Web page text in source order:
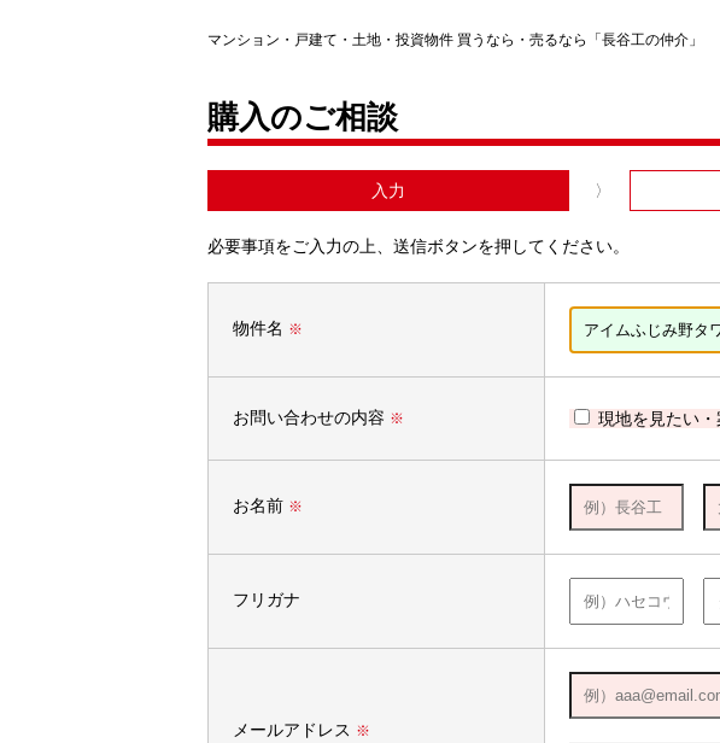
マンション・戸建て・土地・投資物件 買うなら・売るなら「長谷工の仲介」
購入のご相談
入力
必要事項をご入力の上、送信ボタンを押してください。
物件名 ※
お問い合わせの内容 ※ 現地を見たい
お名前 ※
フリガナ
メールアドレス ※